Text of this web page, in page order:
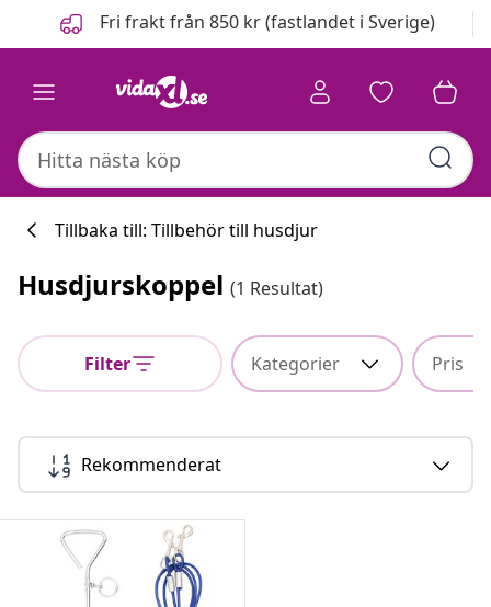
FöregåendeFri frakt från 850 kr (fastlandet i Sverige)
Tillbaka till: Tillbehör till husdjur
Husdjurskoppel (1 Resultat)
Filter Kategorier Pris
Rekommenderat